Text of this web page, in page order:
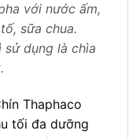
với nước ấm,
sữa chua.
dụng là chìa
Thaphaco
tối đa dưỡng